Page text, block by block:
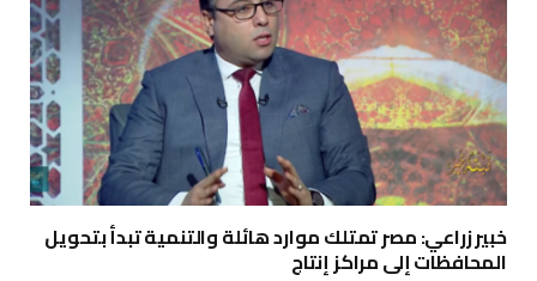
خبير زراعي: مصر تمتلك موارد هائلة والتنمية تبدأ بتحويل
المحافظات إلى مراكز إنتاج